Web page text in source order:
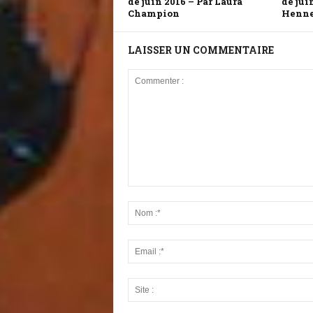
Champion
LAISSER UN COMMENTAIRE